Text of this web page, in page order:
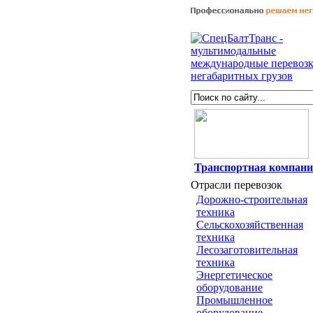
Транспортная
Отрасли перевозок
Дорожно-строительная
техника
Сельскохозяйственная
техника
Лесозаготовительная
техника
Энергетическое
оборудование
Промышленное